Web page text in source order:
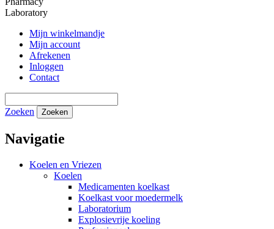
Laboratory
Mijn winkelmandje
Mijn account
Afrekenen
Inloggen
Contact
Zoeken Zoeken
Navigatie
Koelen en Vriezen
Koelen
Medicamenten koelkast
Koelkast voor moedermelk
Laboratorium
Explosievrije koeling